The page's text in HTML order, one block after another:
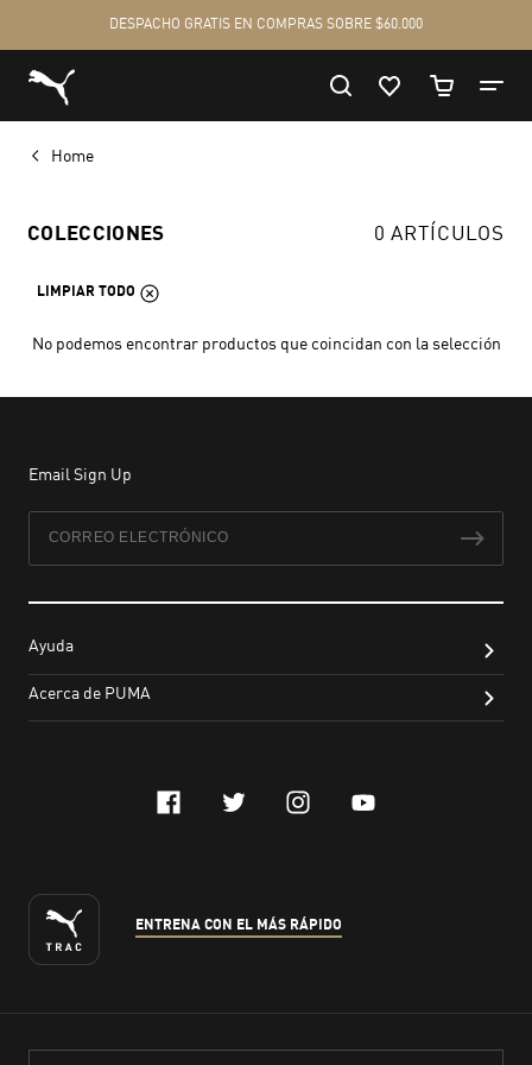
Home
COLECCIONES 0 ARTÍCULOS
LIMPIAR TODO
No podemos encontrar productos que coincidan con la selección